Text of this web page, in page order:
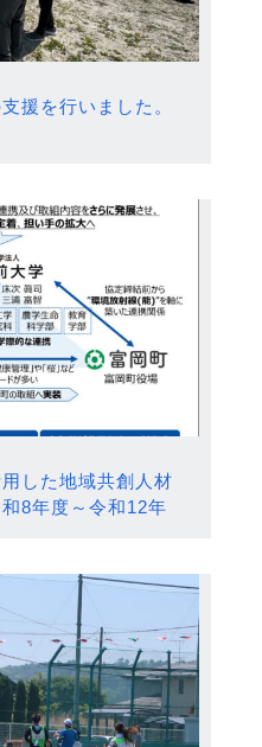
援を行いました。
した地域共創人材
8年度～令和12年